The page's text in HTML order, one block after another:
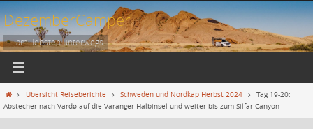
Zum
Inhalt
springen
DezemberCamper
... am liebsten unterwegs
StartÜbersicht Reiseberichte Schweden und Nordkap Herbst 2024
Tag 19-20:
Abstecher nach Vardø auf die Varanger Halbinsel und weiter bis zum Silfar Canyon